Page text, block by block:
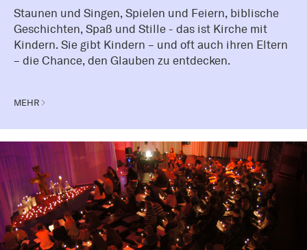
Staunen und Singen, Spielen und Feiern, biblische
Geschichten, Spaß und Stille - das ist Kirche mit
Kindern. Sie gibt Kindern – und oft auch ihren Eltern
– die Chance, den Glauben zu entdecken.
MEHR